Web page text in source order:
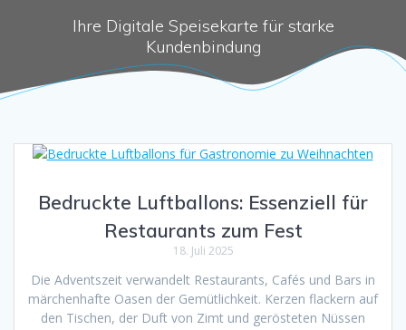
Ihre Digitale Speisekarte für starke
Kundenbindung
Bedruckte Luftballons: Essenziell für
Restaurants zum Fest
18. Juli 2025
Die Adventszeit verwandelt Restaurants, Cafés und Bars in
märchenhafte Oasen der Gemütlichkeit. Kerzen flackern auf
den Tischen, der Duft von Zimt und gerösteten Nüssen